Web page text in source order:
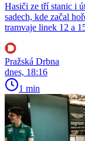
Hasiči ze tří stanic i
sadech, kde začal
tramvaje linek 12 a
Pražská Drbna
dnes, 18:16
1 min